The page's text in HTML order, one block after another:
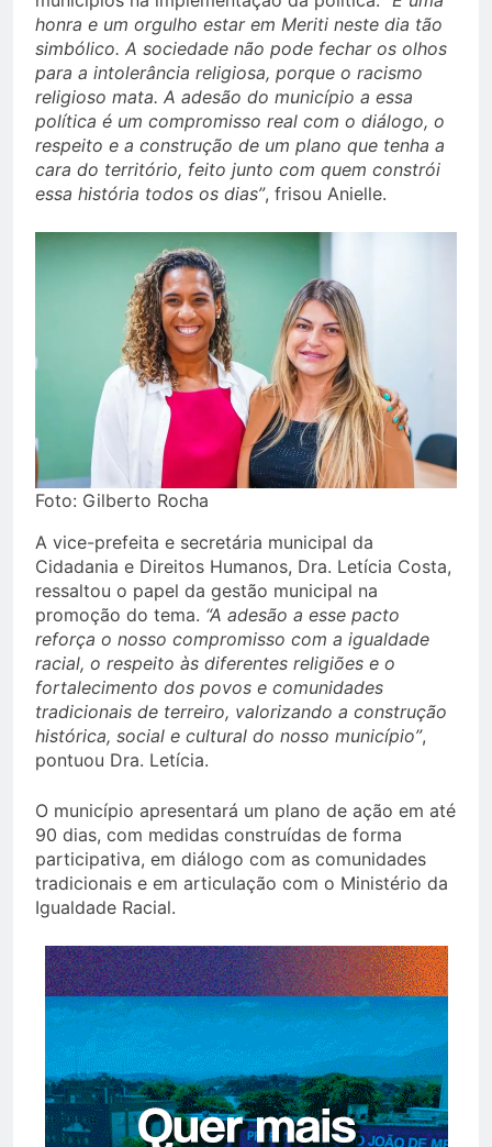
honra e um orgulho estar em Meriti neste dia tão
simbólico. A sociedade não pode fechar os olhos
para a intolerância religiosa, porque o racismo
religioso mata. A adesão do município a essa
política é um compromisso real com o diálogo, o
respeito e a construção de um plano que tenha a
cara do território, feito junto com quem constrói
essa história todos os dias”, frisou Anielle.
Foto: Gilberto Rocha
A vice-prefeita e secretária municipal da
Cidadania e Direitos Humanos, Dra. Letícia Costa,
ressaltou o papel da gestão municipal na
promoção do tema. “A adesão a esse pacto
reforça o nosso compromisso com a igualdade
racial, o respeito às diferentes religiões e o
fortalecimento dos povos e comunidades
tradicionais de terreiro, valorizando a construção
histórica, social e cultural do nosso município”,
pontuou Dra. Letícia.
O município apresentará um plano de ação em até
90 dias, com medidas construídas de forma
participativa, em diálogo com as comunidades
tradicionais e em articulação com o Ministério da
Igualdade Racial.